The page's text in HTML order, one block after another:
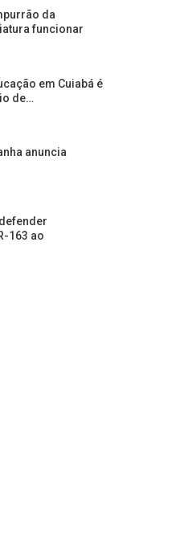
da
funcionar
em Cuiabá é
de…
anuncia
163 ao